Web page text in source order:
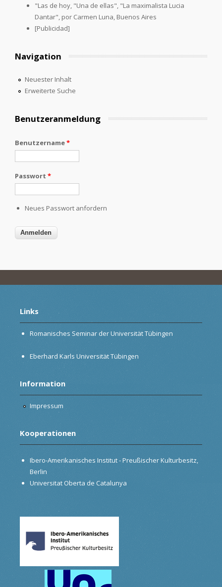
"Las de hoy, "Una de ellas", "La maximalista Lucia
Dantar", por Carmen Luna, Buenos Aires
[Publicidad]
Navigation
Neuester Inhalt
Erweiterte Suche
Benutzeranmeldung
Benutzername*
Passwort *
Neues Passwort anfordern
Links
Romanisches Seminar der Universität Tübingen
Eberhard Karls Universität Tübingen
Information
Impressum
Kooperationen
Ibero-Amerikanisches Institut - Preußischer Kulturbesitz,
Berlin
Universitat Oberta de Catalunya